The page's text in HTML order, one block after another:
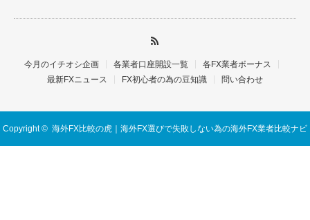
今月のイチオシ企画 各業者口座開設一覧
各FX業者ボーナス
最新FXニュース
FX初心者の為の豆知識 問い合わせ
Copyright © 海外FX比較の虎｜海外FX選びで失敗しない為の海外FX業者比較ナビ